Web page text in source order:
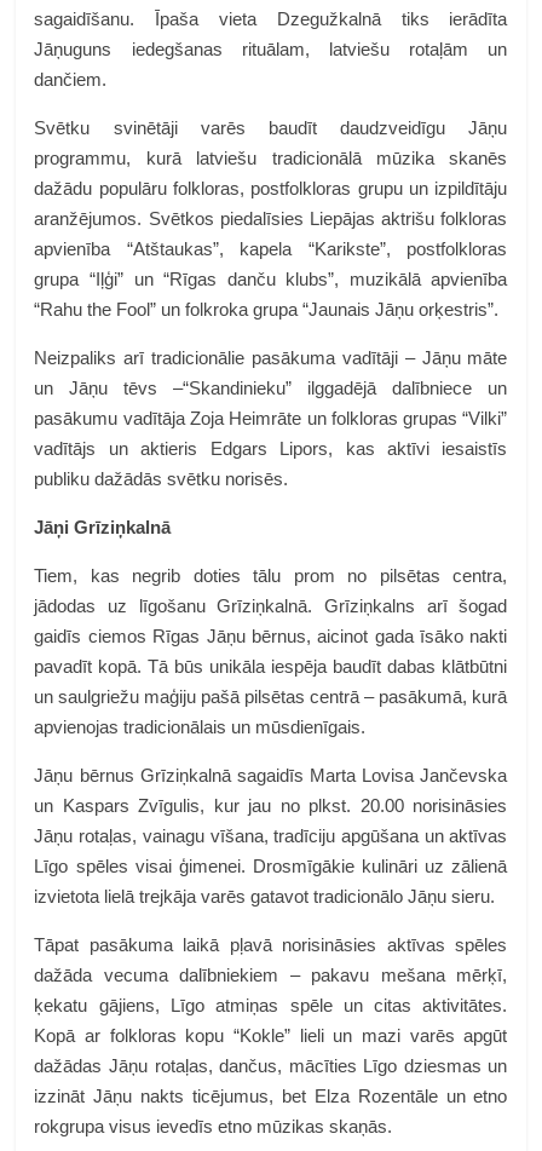
sagaidīšanu. Īpaša vieta Dzegužkalnā tiks ierādīta
Jāņuguns iedegšanas rituālam, latviešu rotaļām un
dančiem.
Svētku svinētāji varēs baudīt daudzveidīgu Jāņu
programmu, kurā latviešu tradicionālā mūzika skanēs
dažādu populāru folkloras, postfolkloras grupu un izpildītāju
aranžējumos. Svētkos piedalīsies Liepājas aktrišu folkloras
apvienība “Atštaukas”, kapela “Karikste”, postfolkloras
grupa “Iļģi” un “Rīgas danču klubs”, muzikālā apvienība
“Rahu the Fool” un folkroka grupa “Jaunais Jāņu orķestris”.
Neizpaliks arī tradicionālie pasākuma vadītāji – Jāņu māte
un Jāņu tēvs –“Skandinieku” ilggadējā dalībniece un
pasākumu vadītāja Zoja Heimrāte un folkloras grupas “Vilki”
vadītājs un aktieris Edgars Lipors, kas aktīvi iesaistīs
publiku dažādās svētku norisēs.
Jāņi Grīziņkalnā
Tiem, kas negrib doties tālu prom no pilsētas centra,
jādodas uz līgošanu Grīziņkalnā. Grīziņkalns arī šogad
gaidīs ciemos Rīgas Jāņu bērnus, aicinot gada īsāko nakti
pavadīt kopā. Tā būs unikāla iespēja baudīt dabas klātbūtni
un saulgriežu maģiju pašā pilsētas centrā – pasākumā, kurā
apvienojas tradicionālais un mūsdienīgais.
Jāņu bērnus Grīziņkalnā sagaidīs Marta Lovisa Jančevska
un Kaspars Zvīgulis, kur jau no plkst. 20.00 norisināsies
Jāņu rotaļas, vainagu vīšana, tradīciju apgūšana un aktīvas
Līgo spēles visai ģimenei. Drosmīgākie kulināri uz zālienā
izvietota lielā trejkāja varēs gatavot tradicionālo Jāņu sieru.
Tāpat pasākuma laikā pļavā norisināsies aktīvas spēles
dažāda vecuma dalībniekiem – pakavu mešana mērķī,
ķekatu gājiens, Līgo atmiņas spēle un citas aktivitātes.
Kopā ar folkloras kopu “Kokle” lieli un mazi varēs apgūt
dažādas Jāņu rotaļas, dančus, mācīties Līgo dziesmas un
izzināt Jāņu nakts ticējumus, bet Elza Rozentāle un etno
rokgrupa visus ievedīs etno mūzikas skaņās.